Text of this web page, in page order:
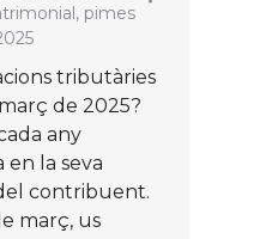
, pimes
tributàries
de 2025?
any
la seva
contribuent.
març, us